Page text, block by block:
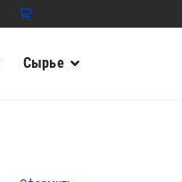
корзина
Сырье